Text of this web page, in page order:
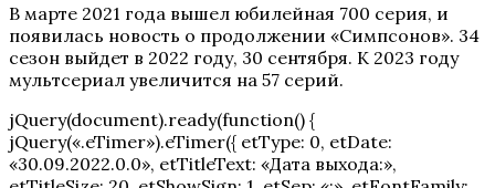
В марте 2021 года вышел юбилейная 700 серия, и
появилась новость о продолжении «Симпсонов». 34
сезон выйдет в 2022 году, 30 сентября. К 2023 году
мультсериал увеличится на 57 серий.
jQuery(document).ready(function() {
jQuery(«.eTimer»).eTimer({ etType: 0, etDate:
«30.09.2022.0.0», etTitleText: «Дата выхода:»,